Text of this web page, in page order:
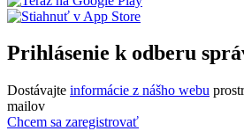
Prihlásenie k odberu
Dostávajte informácie z nášho webu
mailov
Chcem sa zaregistrovať